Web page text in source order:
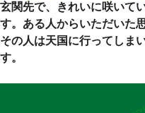
玄関先で、きれいに咲いて
す。ある人からいただいた
その人は天国に行ってしま
す。